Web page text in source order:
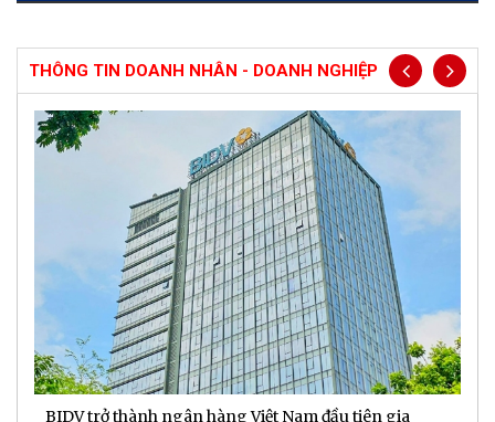
THÔNG TIN DOANH NHÂN - DOANH NGHIỆP
BIDV trở thành ngân hàng Việt Nam đầu tiên gia